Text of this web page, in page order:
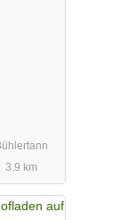
3.9 km